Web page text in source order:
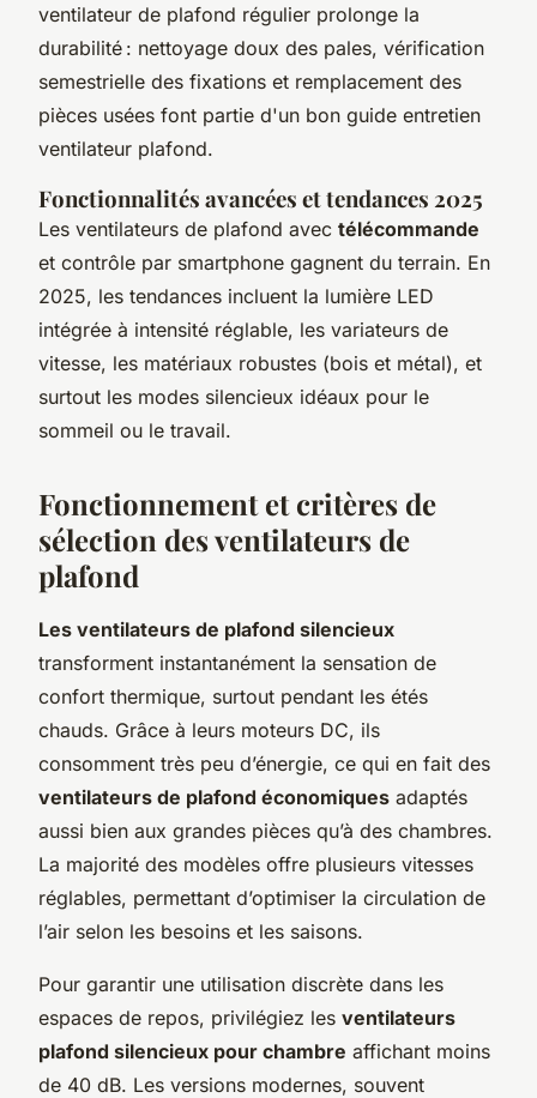
ventilateur de plafond régulier prolonge la
durabilité : nettoyage doux des pales, vérification
semestrielle des fixations et remplacement des
pièces usées font partie d'un bon guide entretien
ventilateur plafond.
Fonctionnalités avancées et tendances 2025
Les ventilateurs de plafond avec télécommande
et contrôle par smartphone gagnent du terrain. En
2025, les tendances incluent la lumière LED
intégrée à intensité réglable, les variateurs de
vitesse, les matériaux robustes (bois et métal), et
surtout les modes silencieux idéaux pour le
sommeil ou le travail.
Fonctionnement et critères de
sélection des ventilateurs de
plafond
Les ventilateurs de plafond silencieux
transforment instantanément la sensation de
confort thermique, surtout pendant les étés
chauds. Grâce à leurs moteurs DC, ils
consomment très peu d’énergie, ce qui en fait des
ventilateurs de plafond économiques adaptés
aussi bien aux grandes pièces qu’à des chambres.
La majorité des modèles offre plusieurs vitesses
réglables, permettant d’optimiser la circulation de
l’air selon les besoins et les saisons.
Pour garantir une utilisation discrète dans les
espaces de repos, privilégiez les ventilateurs
plafond silencieux pour chambre affichant moins
de 40 dB. Les versions modernes, souvent